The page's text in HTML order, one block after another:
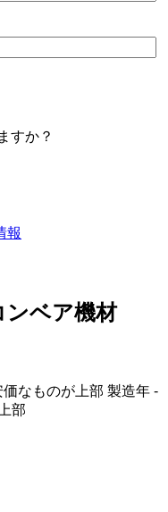
すか？
報
ベア機材
価なものが上部 製造年 -
部